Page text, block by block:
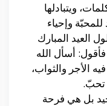
ويتبادلها
وإحياء
العيد المبارك
أسأل الله
الأجر والثواب،
تحبّ.
بل هي فرحة